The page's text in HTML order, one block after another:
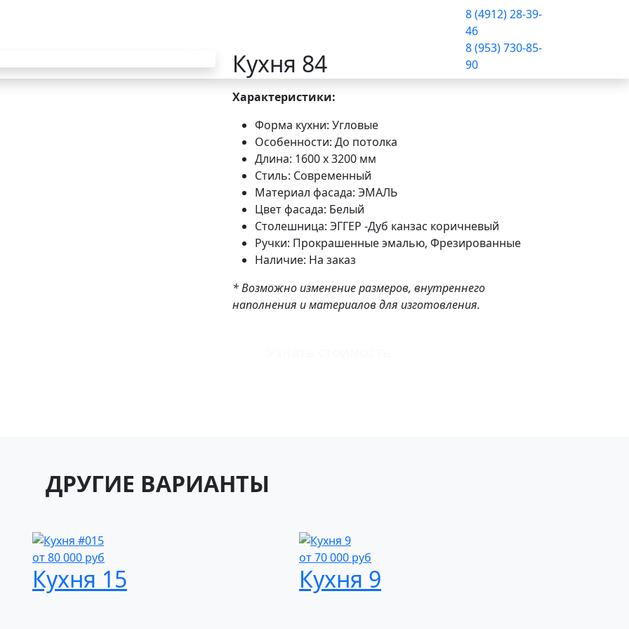
8 (4912) 28-39-
46
8 (953) 730-85-
90
Next Кухня 84
Характеристики:
Форма кухни: Угловые
Особенности: До потолка
Длина: 1600 x 3200 мм
Стиль: Современный
Материал фасада: ЭМАЛЬ
Цвет фасада: Белый
Столешница: ЭГГЕР -Дуб канзас коричневый
Ручки: Прокрашенные эмалью, Фрезированные
Наличие: На заказ
* Возможно изменение размеров, внутреннего
наполнения и материалов для изготовления.
ДРУГИЕ ВАРИАНТЫ
от80 000 руб
Кухня 15
от70 000 руб
Кухня 9